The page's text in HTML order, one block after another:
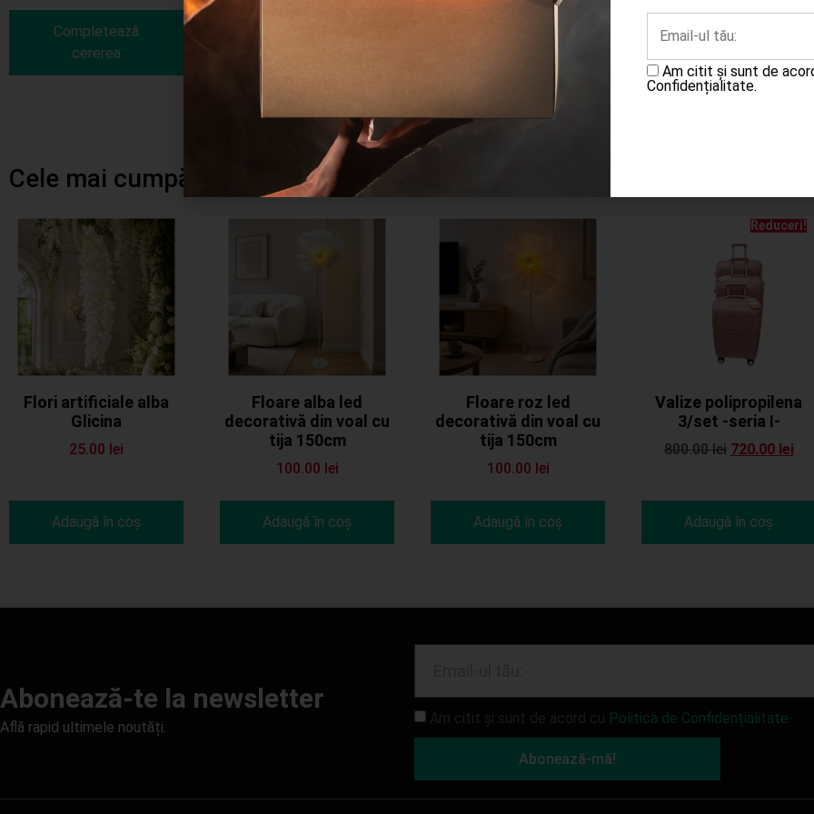
Completează
cererea
Adaugă în coș
Cele mai cumpărate produse
Flori artificiale alba
Glicina
25.00 lei
Adaugă în coș
Floare alba led
decorativă din voal cu
tija 150cm
100.00 lei
Adaugă în coș
Floare roz led
decorativă din voal cu
tija 150cm
100.00 lei
Adaugă în coș
Reduceri!
Valize polipropilena
3/set -seria I-
800.00lei 720.00 lei
Adaugă în coș
Abonează-te la newsletter
Află rapid ultimele noutăți.
Politica de Confidențialitate.
Abonează-mă!
Am citit și sunt de
Confidențialitate.